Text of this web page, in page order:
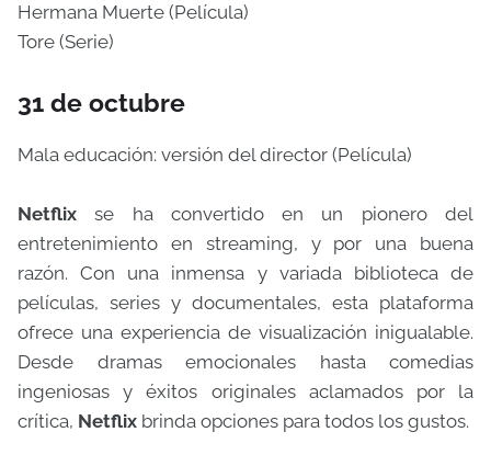
Hermana Muerte (Película)
Tore (Serie)
31 de octubre
Mala educación: versión del director (Película)
Netflix se ha convertido en un pionero del
entretenimiento en streaming, y por una buena
razón. Con una inmensa y variada biblioteca de
películas, series y documentales, esta plataforma
ofrece una experiencia de visualización inigualable.
Desde dramas emocionales hasta comedias
ingeniosas y éxitos originales aclamados por la
crítica, Netflix brinda opciones para todos los gustos.